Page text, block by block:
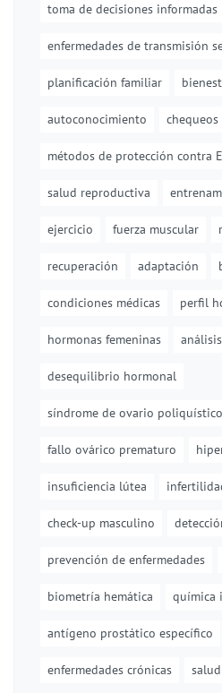
toma de decisiones informadas
enfermedades de transmisión
planificación familiar
autoconocimiento
métodos de protección contra
salud reproductiva
ejercicio fuerza muscular
recuperación adaptación
condiciones médicas perfil
hormonas femeninas
desequilibrio hormonal
síndrome de ovario poliquístico
fallo ovárico prematuro
insuficiencia lútea
check-up masculino
prevención de enfermedades
biometría hemática química
antígeno prostático específico
enfermedades crónicas